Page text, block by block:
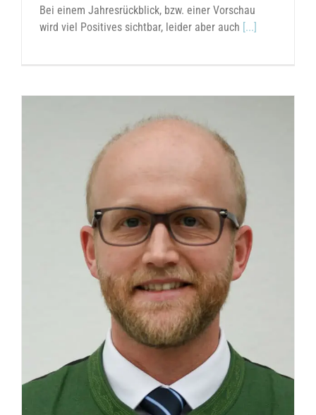
Bei einem Jahresrückblick, bzw. einer Vorschau
wird viel Positives sichtbar, leider aber auch [...]